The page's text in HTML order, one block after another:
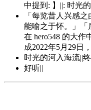
中提到: 】||: 时光
「每览昔人兴感
能喻之于怀。」「
在 hero548 的大作
成2022年5月29日
时光的河入海流||
好听||